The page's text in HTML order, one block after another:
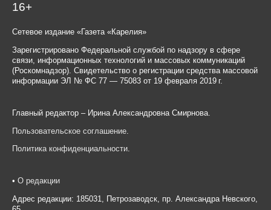
16+
Сетевое издание «Газета «Карелия»
Зарегистрировано Федеральной службой по надзору в сфере
связи, информационных технологий и массовых коммуникаций
(Роскомнадзор). Свидетельство о регистрации средства массовой
информации ЭЛ № ФС 77 — 75083 от 19 февраля 2019 г.
Главный редактор – Ирина Александровна Смирнова.
Пользовательское соглашение
Политика конфиденциальности.
• О редакции
Адрес редакции: 185031, Петрозаводск, пр. Александра Невского,